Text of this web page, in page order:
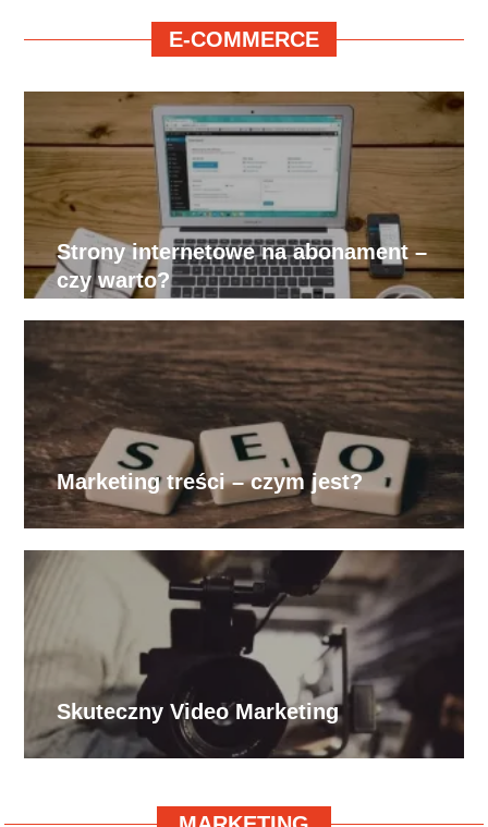
E-COMMERCE
Strony internetowe na abonament –
czy warto?
Marketing treści – czym jest?
Skuteczny Video Marketing